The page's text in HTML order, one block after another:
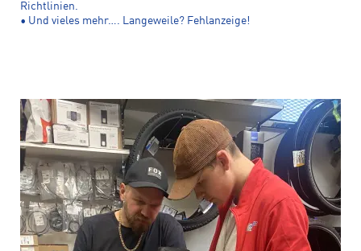
Richtlinien.
• Und vieles mehr…. Langeweile? Fehlanzeige!